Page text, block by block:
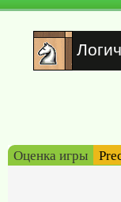
Оценка игры